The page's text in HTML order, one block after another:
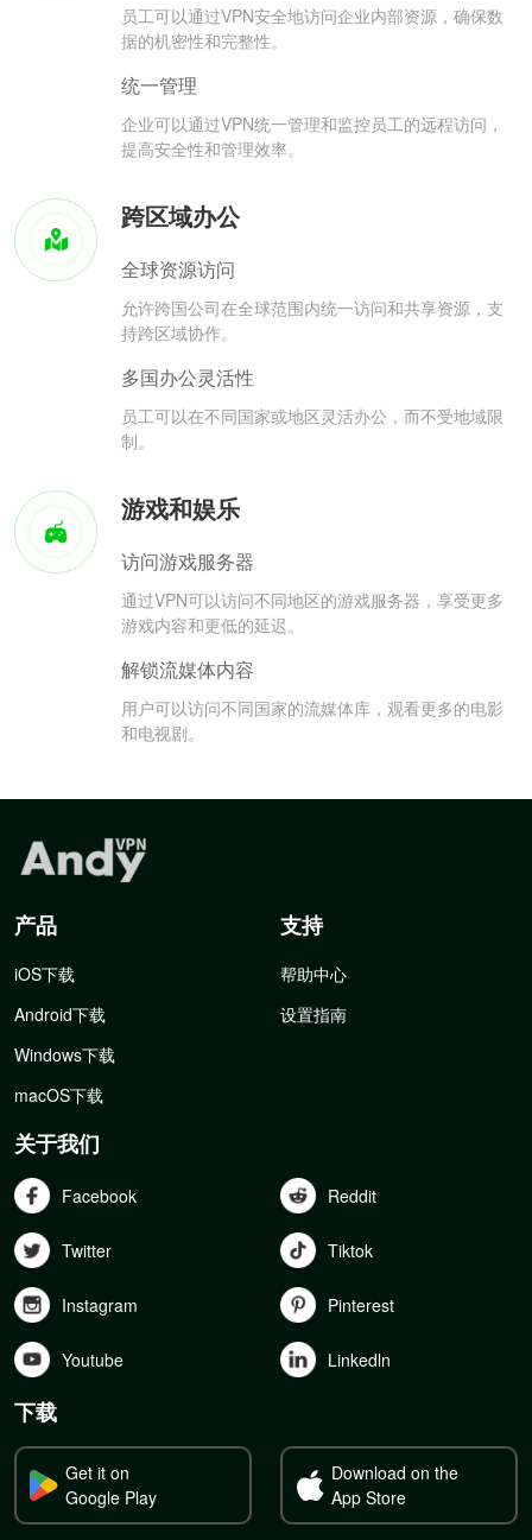
员工可以通过VPN安全地访问企业内部资源，确保数
据的机密性和完整性。
统一管理
企业可以通过VPN统一管理和监控员工的远程访问，
提高安全性和管理效率。
跨区域办公
全球资源访问
允许跨国公司在全球范围内统一访问和共享资源，支
持跨区域协作。
多国办公灵活性
员工可以在不同国家或地区灵活办公，而不受地域限
制。
游戏和娱乐
访问游戏服务器
通过VPN可以访问不同地区的游戏服务器，享受更多
游戏内容和更低的延迟。
解锁流媒体内容
用户可以访问不同国家的流媒体库，观看更多的电影
和电视剧。
产品
iOS下载
Android下载
Windows下载
macOS下载
支持
帮助中心
设置指南
关于我们
Facebook Reddit
Twitter Tiktok
Instagram Pinterest
Youtube Linkedln
下载
Get it on
Google Play
Download on the
App Store